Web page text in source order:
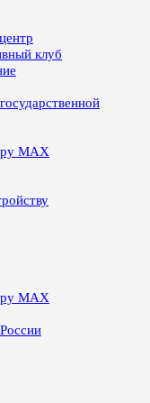
клуб
MAX
MAX